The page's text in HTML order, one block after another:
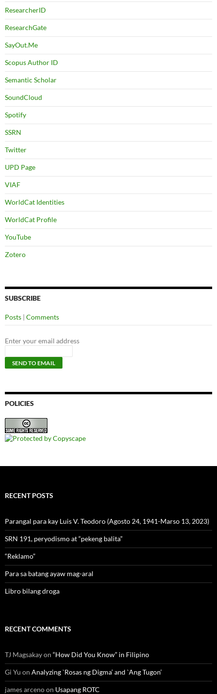
ResearcherID
ResearchGate
SayOut.Me
Scopus Author ID
Semantic Scholar
SoundCloud
Spotify
SSRN
Twitter
UPD Page
VIAF
WorldCat Identities
WorldCat Profile
YouTube
Zotero
SUBSCRIBE
Posts | Comments
Enter your email address
POLICIES
RECENT POSTS
Parangal para kay Luis V. Teodoro (Agosto 24, 1941-Marso 13, 2023)
SRN 191, peryodismo at “pekeng balita”
“Reklamo”
Para sa batang ayaw mag-aral
Libro bilang droga
RECENT COMMENTS
TJ Magsakayon “How Did You Know” in Filipino
Gi Yu on Analyzing `Rosas ng Digma’ and `Ang Tugon’
james arcenoon Usapang ROTC